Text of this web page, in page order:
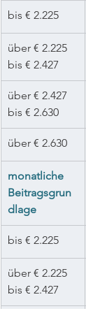
bis € 2.225
über € 2.225
bis € 2.427
über € 2.427
bis € 2.630
über € 2.630
monatliche
Beitragsgrun
dlage
bis € 2.225
über € 2.225
bis € 2.427